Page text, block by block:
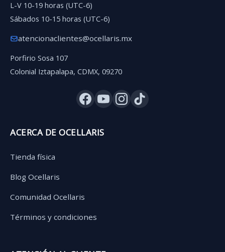
L-V 10-19 horas (UTC-6)
Sábados 10-15 horas (UTC-6)
atencionaclientes@ocellaris.mx
Porfirio Sosa 107
Colonial Iztapalapa, CDMX, 09270
ACERCA DE OCELLARIS
Tienda física
Blog Ocellaris
Comunidad Ocellaris
Términos y condiciones